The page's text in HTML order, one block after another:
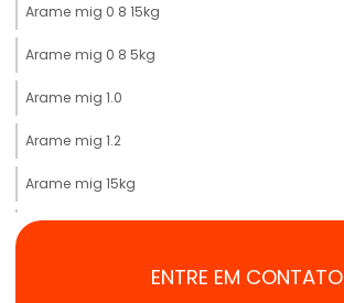
Arame mig 0 8 15kg
Arame mig 0 8 5kg
Arame mig 1.0
Arame mig 1.2
Arame mig 15kg
Arame mig comprar
Arame mig gerdau preçoENTRE EM CONTATO